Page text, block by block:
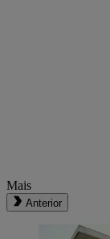
Mais
Anterior